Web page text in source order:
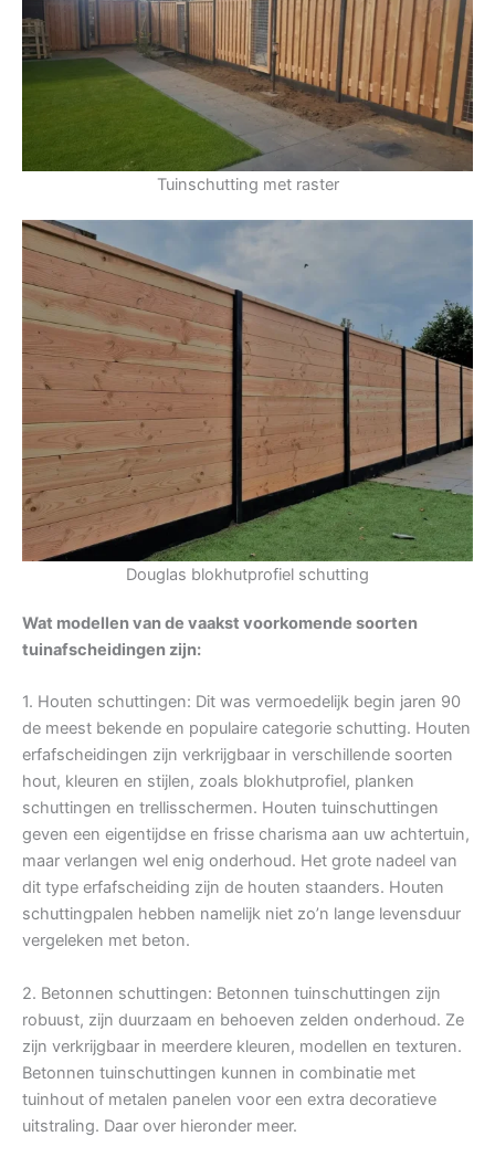
Tuinschutting met raster
Douglas blokhutprofiel schutting
Wat modellen van de vaakst voorkomende soorten
tuinafscheidingen zijn:
1. Houten schuttingen: Dit was vermoedelijk begin jaren 90
de meest bekende en populaire categorie schutting. Houten
erfafscheidingen zijn verkrijgbaar in verschillende soorten
hout, kleuren en stijlen, zoals blokhutprofiel, planken
schuttingen en trellisschermen. Houten tuinschuttingen
geven een eigentijdse en frisse charisma aan uw achtertuin,
maar verlangen wel enig onderhoud. Het grote nadeel van
dit type erfafscheiding zijn de houten staanders. Houten
schuttingpalen hebben namelijk niet zo’n lange levensduur
vergeleken met beton.
2. Betonnen schuttingen: Betonnen tuinschuttingen zijn
robuust, zijn duurzaam en behoeven zelden onderhoud. Ze
zijn verkrijgbaar in meerdere kleuren, modellen en texturen.
Betonnen tuinschuttingen kunnen in combinatie met
tuinhout of metalen panelen voor een extra decoratieve
uitstraling. Daar over hieronder meer.